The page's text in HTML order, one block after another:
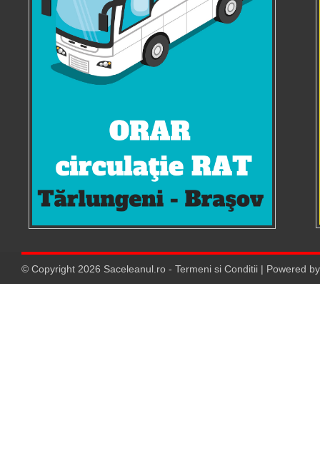
© Copyright 2026 Saceleanul.ro - Termeni si Conditii | Powered